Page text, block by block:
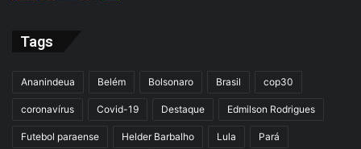
Tags
Ananindeua Belém Bolsonaro Brasil cop30
coronavírus Covid-19 Destaque Edmilson Rodrigues
Futebol paraense Helder Barbalho Lula Pará